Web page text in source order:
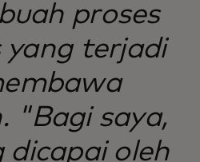
proses
yang terjadi
"Bagi saya,
dicapai oleh